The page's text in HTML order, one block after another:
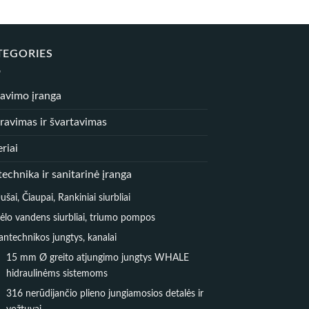
įranga
ir švartavimas
ir sanitarinė įranga
Čiaupai, Rankiniai siurbliai
vandens siurbliai, triumo pompos
jungtys, kanalai
15 mm Ø greito atjungimo jungtys WHALE
hidraulinėms sistemoms
316 nerūdijančio plieno jungiamosios detalės ir